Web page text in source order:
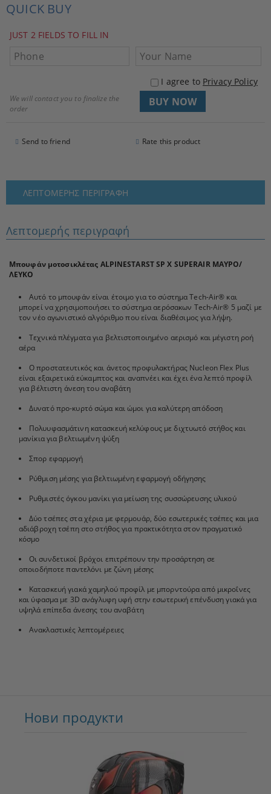
QUICK BUY
JUST 2 FIELDS TO FILL IN
I agree to Privacy Policy
We will contact you to finalize the
order
Send to friend Rate this product
ΛΕΠΤΟΜΕΡΉΣ ΠΕΡΙΓΡΑΦΉ
Λεπτομερής περιγραφή
Μπουφάν μοτοσικλέτας ALPINESTARST SP X SUPERAIR ΜΑΥΡΟ/
ΛΕΥΚΟ
Αυτό το μπουφάν είναι έτοιμο για το σύστημα Tech-Air® και
μπορεί να χρησιμοποιήσει το σύστημα αερόσακων Tech-Air® 5 μαζί με
τον νέο αγωνιστικό αλγόριθμο που είναι διαθέσιμος για λήψη.
Τεχνικά πλέγματα για βελτιστοποιημένο αερισμό και μέγιστη ροή
αέρα
Ο προστατευτικός και άνετος προφυλακτήρας Nucleon Flex Plus
είναι εξαιρετικά εύκαμπτος και αναπνέει και έχει ένα λεπτό προφίλ
για βέλτιστη άνεση του αναβάτη
Δυνατό προ-κυρτό σώμα και ώμοι για καλύτερη απόδοση
Πολυυφασμάτινη κατασκευή κελύφους με διχτυωτό στήθος και
μανίκια για βελτιωμένη ψύξη
Σπορ εφαρμογή
Ρύθμιση μέσης για βελτιωμένη εφαρμογή οδήγησης
Ρυθμιστές όγκου μανίκι για μείωση της συσσώρευσης υλικού
Δύο τσέπες στα χέρια με φερμουάρ, δύο εσωτερικές τσέπες και μια
αδιάβροχη τσέπη στο στήθος για πρακτικότητα στον πραγματικό
κόσμο
Οι συνδετικοί βρόχοι επιτρέπουν την προσάρτηση σε
οποιοδήποτε παντελόνι με ζώνη μέσης
Κατασκευή γιακά χαμηλού προφίλ με μπορντούρα από μικροΐνες
και ύφασμα με 3D ανάγλυφη υφή στην εσωτερική επένδυση γιακά για
υψηλά επίπεδα άνεσης του αναβάτη
Ανακλαστικές λεπτομέρειες
Нови продукти